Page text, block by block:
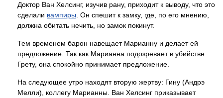
Доктор Ван Хелсинг, изучив рану, приходит к выводу, что это
сделали вампиры . Он спешит к замку, где, по его мнению,
должна обитать нечить, но замок покинут.
Тем временем барон навещает Марианну и делает ей
предложение. Так как Марианна подозревает в убийстве
Грету, она спокойно принимает предложение.
На следующее утро находят вторую жертву: Гину (Андрэ
Мелли), коллегу Марианны. Ван Хелсинг приказывает